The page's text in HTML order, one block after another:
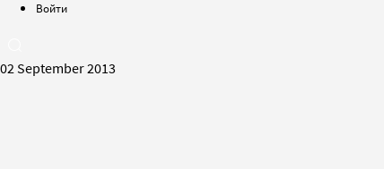
Войти
02 September 2013